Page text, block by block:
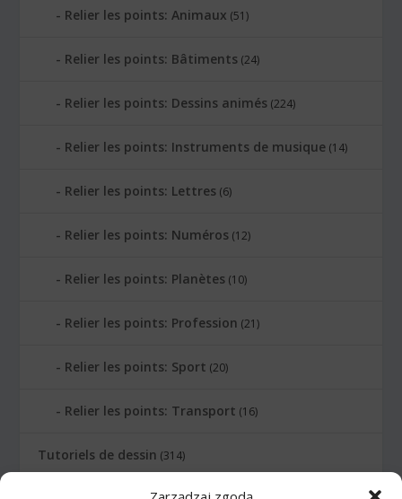
Relier les points: Animaux (51)
Relier les points: Bâtiments (24)
Relier les points: Dessins animés (224)
Relier les points: Instruments de musique (14)
Relier les points: Lettres (6)
Relier les points: Numéros (12)
Relier les points: Planètes (10)
Relier les points: Profession (21)
Relier les points: Sport (20)
Relier les points: Transport (16)
Tutoriels de dessin (314)